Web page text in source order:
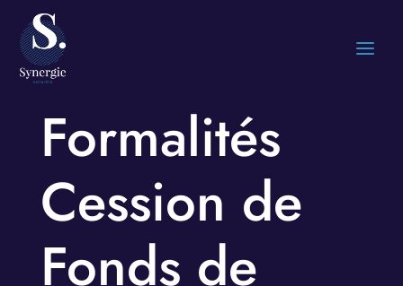
Formalités
Cession de
Fonds de